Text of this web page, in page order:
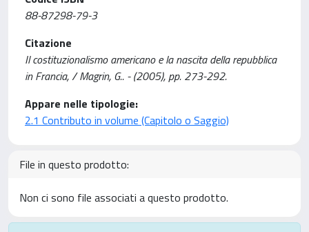
88-87298-79-3
Citazione
Il costituzionalismo americano e la nascita della repubblica
in Francia, / Magrin, G.. - (2005), pp. 273-292.
Appare nelle tipologie:
2.1 Contributo in volume (Capitolo o Saggio)
File in questo prodotto:
Non ci sono file associati a questo prodotto.